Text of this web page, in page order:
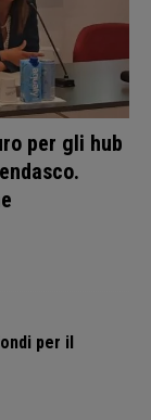
per gli hub
per il